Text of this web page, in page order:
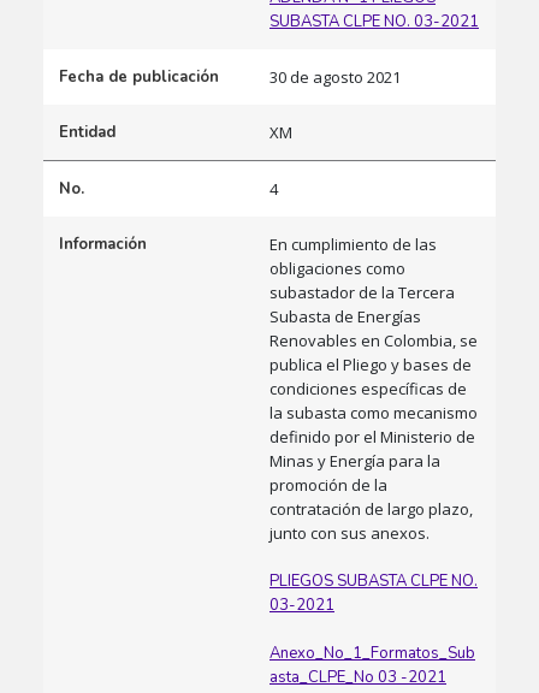
SUBASTA CLPE NO. 03-2021
Fecha de publicación 30 de agosto 2021
Entidad XM
No. 4
Información
En cumplimiento de las
obligaciones como
subastador de la Tercera
Subasta de Energías
Renovables en Colombia, se
publica el Pliego y bases de
condiciones específicas de
la subasta como mecanismo
definido por el Ministerio de
Minas y Energía para la
promoción de la
contratación de largo plazo,
junto con sus anexos.
PLIEGOS SUBASTA CLPE NO.
03-2021
Anexo_No_1_Formatos_Sub
asta_CLPE_No 03 -2021